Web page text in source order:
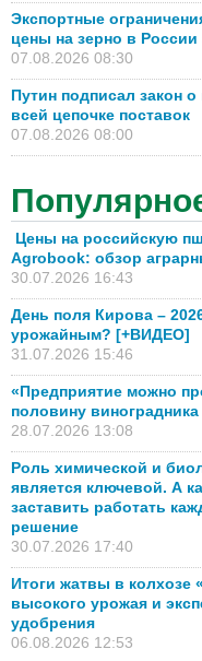
Экспортные
цены на зерно в России
07.08.2026 08:30
Путин подписал закон
всей цепочке поставок
07.08.2026 08:00
Цены на российскую
Agrobook: обзор
30.07.2026 16:43
День поля Кирова –
урожайным? [+ВИДЕО]
31.07.2026 15:46
«Предприятие можно
половину
28.07.2026 13:08
Роль химической и
является ключевой. А
заставить работать
решение
30.07.2026 17:40
Итоги жатвы в колхозе
высокого урожая и
удобрения
06.08.2026 12:53